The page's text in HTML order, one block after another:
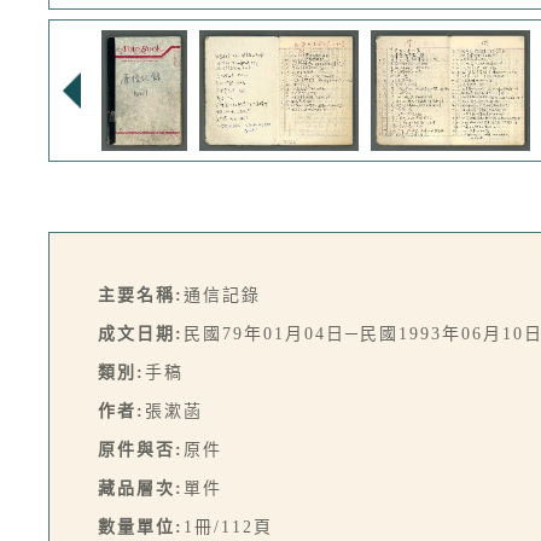
主要名稱: 通信記錄
成文日期: 民國79年01月04日─民國1993年06月10
類別: 手稿
作者: 張漱菡
原件與否: 原件
藏品層次: 單件
數量單位: 1冊/112頁